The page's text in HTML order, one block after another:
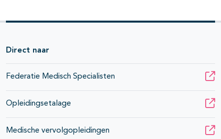
Direct naar
Federatie Medisch Specialisten
Opleidingsetalage
Medische vervolgopleidingen